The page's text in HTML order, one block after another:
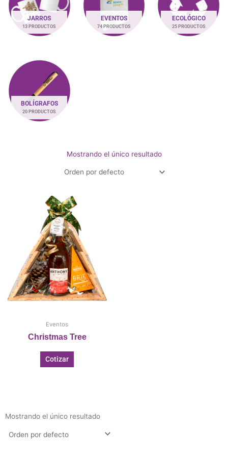
JARROS
13 PRODUCTOS
EVENTOS
74 PRODUCTOS
ECOLÓGICO
25 PRODUCTOS
BOLÍGRAFOS
20 PRODUCTOS
Mostrando el único resultado
Eventos
Christmas Tree
Cotizar
Mostrando el único resultado